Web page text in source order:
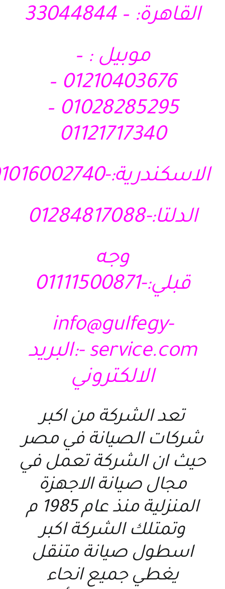
القاهرة: – 33044844
موبيل : –
01210403676 –
01028285295 –
01121717340
الاسكندرية:-01016002740
الدلتا:-01284817088
وجه
قبلي:-01111500871
info@gulfegy-
service.com -:البريد
الالكتروني
تعد الشركة من اكبر
شركات الصيانة في مصر
حيث ان الشركة تعمل في
مجال صيانة الاجهزة
المنزلية منذ عام 1985 م
وتمتلك الشركة اكبر
اسطول صيانة متنقل
يغطي جميع انحاء